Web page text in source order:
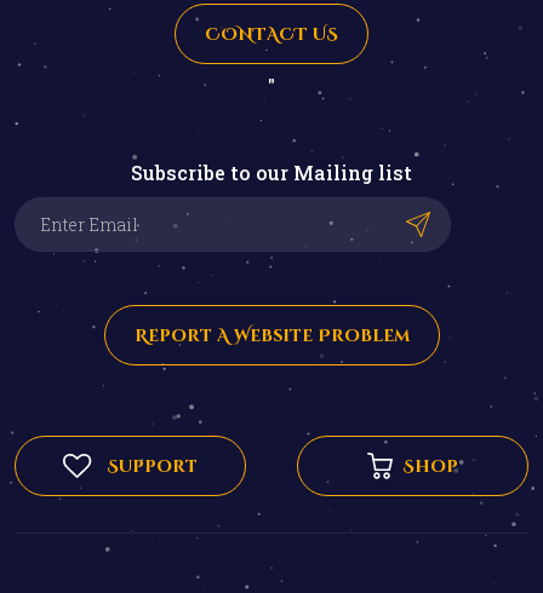
CONTACT US
"
Subscribe to our Mailing list
Report A Website Problem
Support Shop